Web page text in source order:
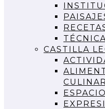
CASTILLA